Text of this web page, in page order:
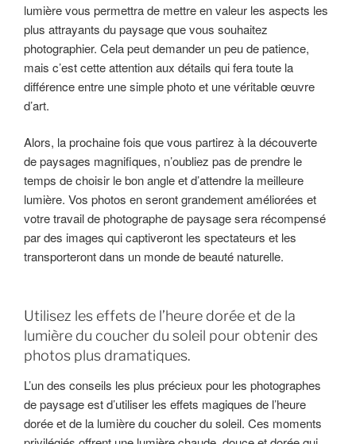
lumière vous permettra de mettre en valeur les aspects les
plus attrayants du paysage que vous souhaitez
photographier. Cela peut demander un peu de patience,
mais c’est cette attention aux détails qui fera toute la
différence entre une simple photo et une véritable œuvre
d’art.
Alors, la prochaine fois que vous partirez à la découverte
de paysages magnifiques, n’oubliez pas de prendre le
temps de choisir le bon angle et d’attendre la meilleure
lumière. Vos photos en seront grandement améliorées et
votre travail de photographe de paysage sera récompensé
par des images qui captiveront les spectateurs et les
transporteront dans un monde de beauté naturelle.
Utilisez les effets de l’heure dorée et de la
lumière du coucher du soleil pour obtenir des
photos plus dramatiques.
L’un des conseils les plus précieux pour les photographes
de paysage est d’utiliser les effets magiques de l’heure
dorée et de la lumière du coucher du soleil. Ces moments